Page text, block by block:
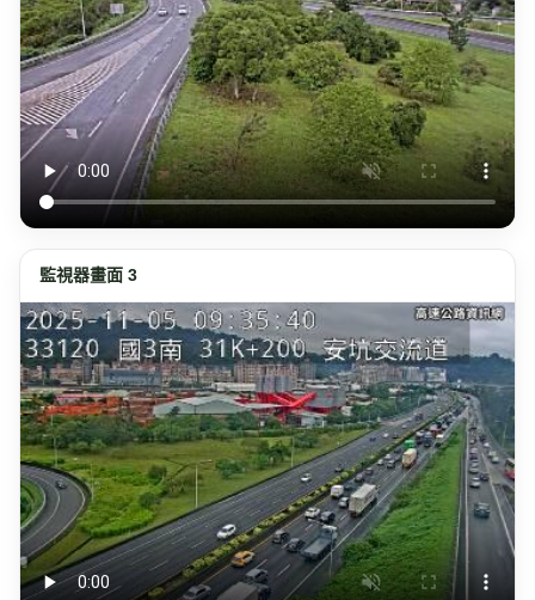
監視器畫面 3